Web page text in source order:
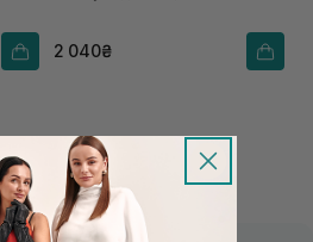
2 040₴